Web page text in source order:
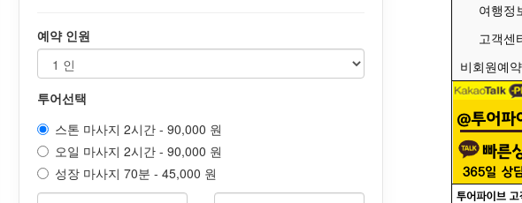
예약 인원
투어선택
스톤 마사지 2시간 - 90,000 원
오일 마사지 2시간 - 90,000 원
성장 마사지 70분 - 45,000 원
여행정
고객센
비회원예